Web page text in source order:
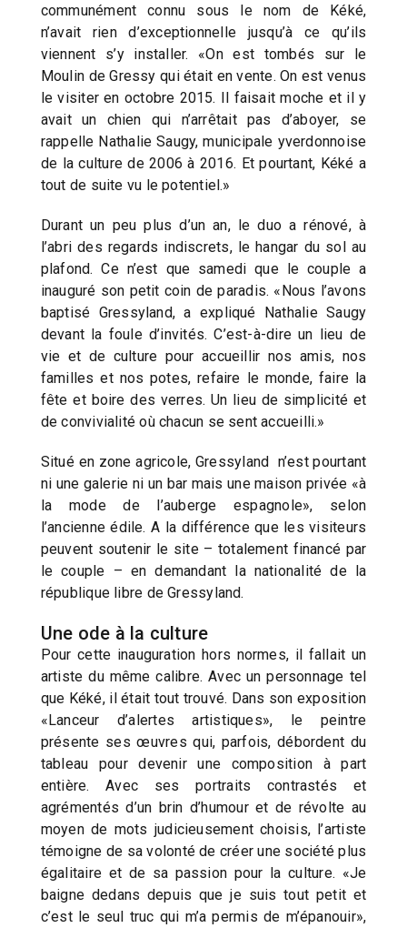
communément connu sous le nom de Kéké,
n’avait rien d’exceptionnelle jusqu’à ce qu’ils
viennent s’y installer. «On est tombés sur le
Moulin de Gressy qui était en vente. On est venus
le visiter en octobre 2015. Il faisait moche et il y
avait un chien qui n’arrêtait pas d’aboyer, se
rappelle Nathalie Saugy, municipale yverdonnoise
de la culture de 2006 à 2016. Et pourtant, Kéké a
tout de suite vu le potentiel.»
Durant un peu plus d’un an, le duo a rénové, à
l’abri des regards indiscrets, le hangar du sol au
plafond. Ce n’est que samedi que le couple a
inauguré son petit coin de paradis. «Nous l’avons
baptisé Gressyland, a expliqué Nathalie Saugy
devant la foule d’invités. C’est-à-dire un lieu de
vie et de culture pour accueillir nos amis, nos
familles et nos potes, refaire le monde, faire la
fête et boire des verres. Un lieu de simplicité et
de convivialité où chacun se sent accueilli.»
Situé en zone agricole, Gressyland n’est pourtant
ni une galerie ni un bar mais une maison privée «à
la mode de l’auberge espagnole», selon
l’ancienne édile. A la différence que les visiteurs
peuvent soutenir le site – totalement financé par
le couple – en demandant la nationalité de la
république libre de Gressyland.
Une ode à la culture
Pour cette inauguration hors normes, il fallait un
artiste du même calibre. Avec un personnage tel
que Kéké, il était tout trouvé. Dans son exposition
«Lanceur d’alertes artistiques», le peintre
présente ses œuvres qui, parfois, débordent du
tableau pour devenir une composition à part
entière. Avec ses portraits contrastés et
agrémentés d’un brin d’humour et de révolte au
moyen de mots judicieusement choisis, l’artiste
témoigne de sa volonté de créer une société plus
égalitaire et de sa passion pour la culture. «Je
baigne dedans depuis que je suis tout petit et
c’est le seul truc qui m’a permis de m’épanouir»,